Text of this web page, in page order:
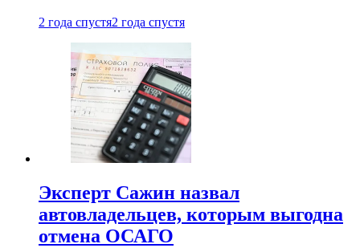
2 года спустя2 года спустя
Эксперт Сажин назвал
автовладельцев, которым выгодна
отмена ОСАГО